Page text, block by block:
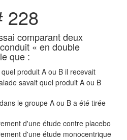
228
comparant deux
« en double
que :
produit A ou B il recevait
savait quel produit A ou B
le groupe A ou B a été tirée
d'une étude contre placebo
d'une étude monocentrique